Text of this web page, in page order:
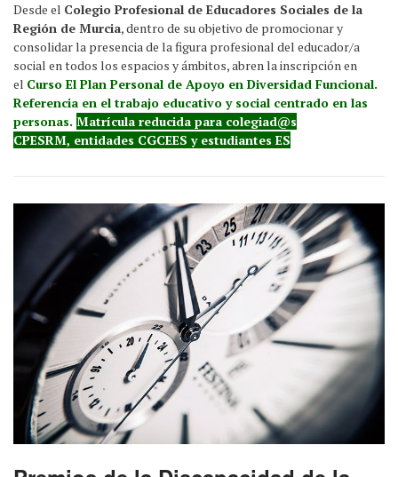
Desde el Colegio Profesional de Educadores Sociales de la
Región de Murcia, dentro de su objetivo de promocionar y
consolidar la presencia de la figura profesional del educador/a
social en todos los espacios y ámbitos, abren la inscripción en
el Curso El Plan Personal de Apoyo en Diversidad Funcional.
Referencia en el trabajo educativo y social centrado en las
personas. Matrícula reducida para colegiad@s
CPESRM, entidades CGCEES y estudiantes ES